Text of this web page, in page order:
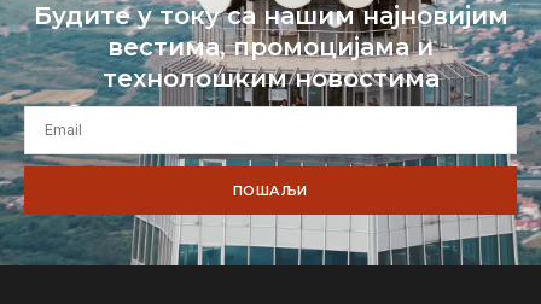
Будите у току са нашим најновијим
вестима, промоцијама и
технолошким новостима
ПОШАЉИ